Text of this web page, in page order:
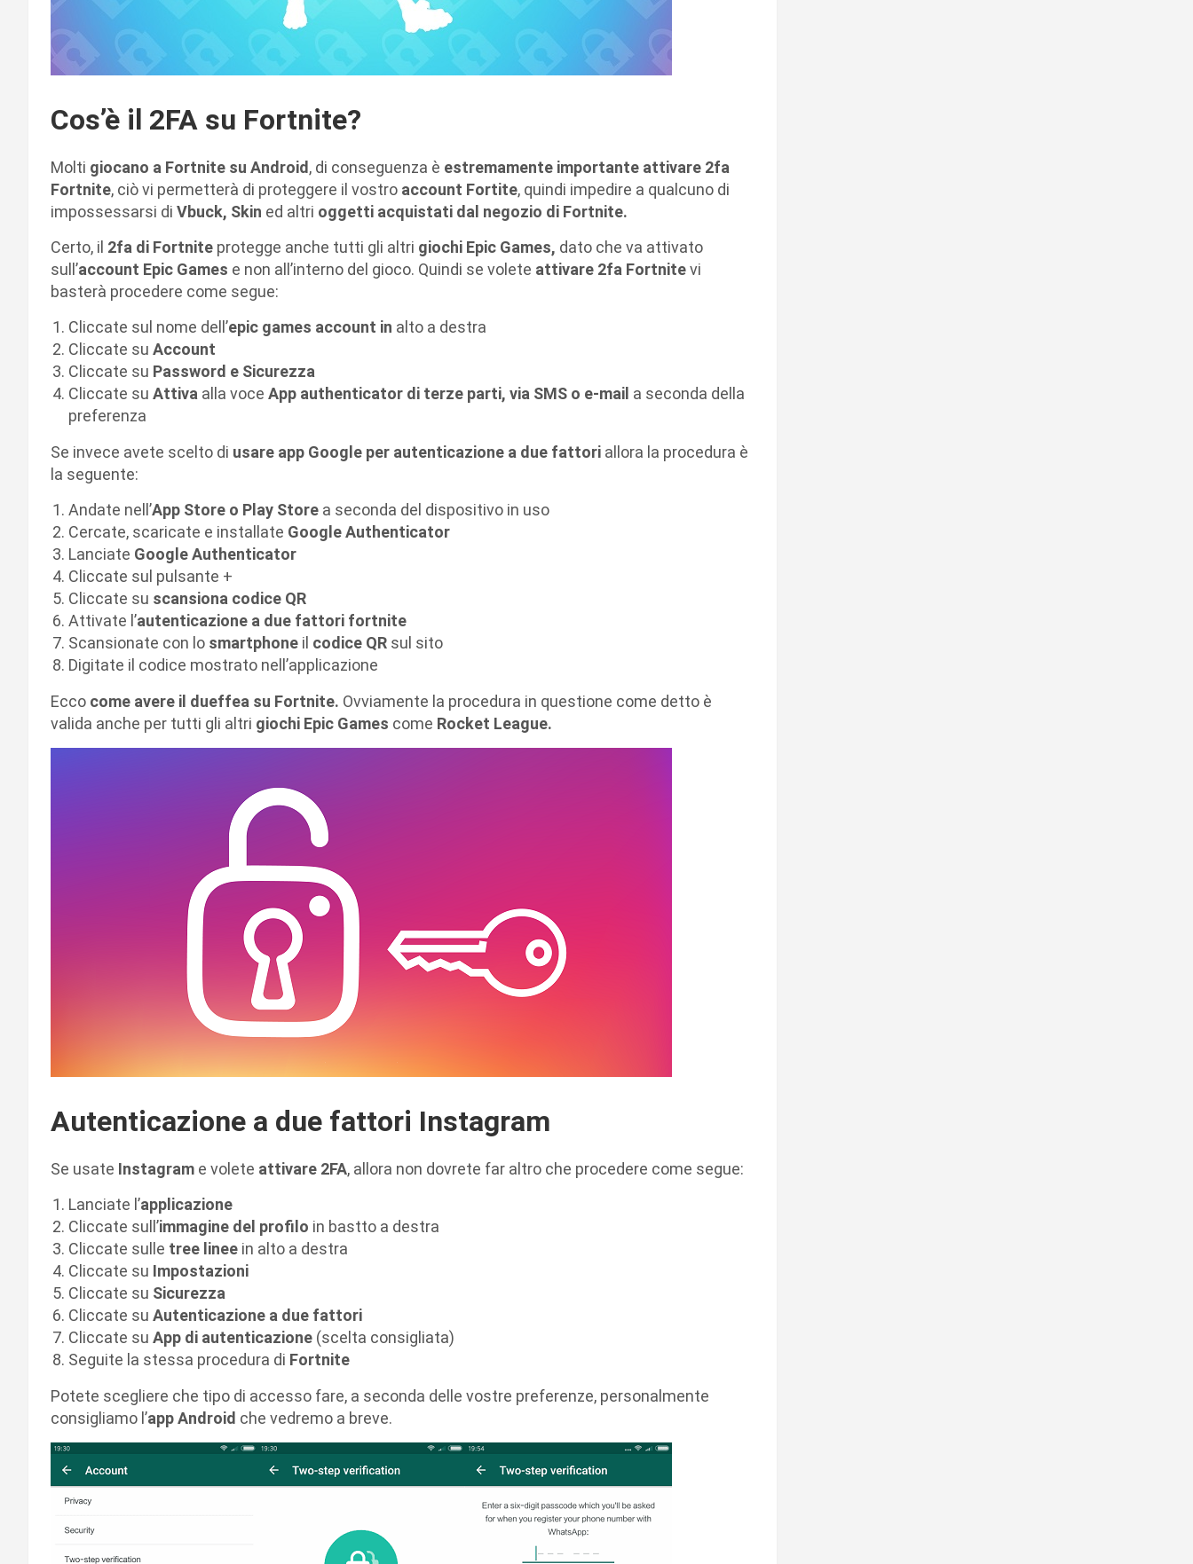
Cos’è il 2FA su Fortnite?
Molti giocano a Fortnite su Android , di conseguenza è estremamente importante attivare 2fa
Fortnite, ciò vi permetterà di proteggere il vostro account Fortite, quindi impedire a qualcuno di
impossessarsi di Vbuck, Skin ed altri oggetti acquistati dal negozio di Fortnite.
Certo, il 2fa di Fortnite protegge anche tutti gli altri giochi Epic Games, dato che va attivato
sull’account Epic Games e non all’interno del gioco. Quindi se volete attivare 2fa Fortnitevi
basterà procedere come segue:
Cliccate sul nome dell’epic games account in alto a destra
Cliccate su Account
Cliccate su Password e Sicurezza
Cliccate su Attiva alla voce App authenticator di terze parti, via SMS o e-mail a seconda della
preferenza
Se invece avete scelto di usare app Google per autenticazione a due fattori allora la procedura è
la seguente:
Andate nell’App Store o Play Store a seconda del dispositivo in uso
Cercate, scaricate e installate Google Authenticator
Lanciate Google Authenticator
Cliccate sul pulsante +
Cliccate su scansiona codice QR
Attivate l’autenticazione a due fattori fortnite
Scansionate con lo smartphone il codice QR sul sito
Digitate il codice mostrato nell’applicazione
Ecco come avere il dueffea su Fortnite. Ovviamente la procedura in questione come detto è
valida anche per tutti gli altri giochi Epic Games come Rocket League.
Autenticazione a due fattori Instagram
Se usate Instagram e volete attivare 2FA, allora non dovrete far altro che procedere come segue:
Lanciate l’applicazione
Cliccate sull’immagine del profilo in bastto a destra
Cliccate sulle tree linee in alto a destra
Cliccate su Impostazioni
Cliccate su Sicurezza
Cliccate su Autenticazione a due fattori
Cliccate su App di autenticazione (scelta consigliata)
Seguite la stessa procedura di Fortnite
Potete scegliere che tipo di accesso fare, a seconda delle vostre preferenze, personalmente
consigliamo l’app Android che vedremo a breve.